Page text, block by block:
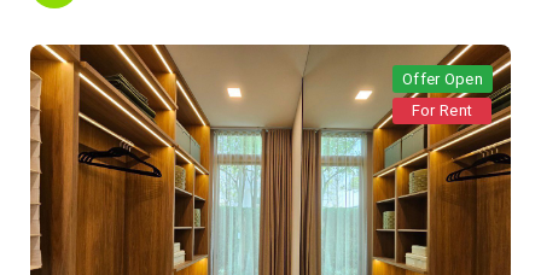
Offer Open
For Rent